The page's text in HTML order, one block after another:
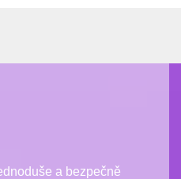
a bezpečně